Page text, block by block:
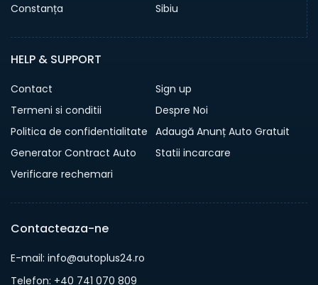
Constanța
Sibiu
HELP & SUPPORT
Contact
Sign up
Termeni si conditii
Despre Noi
Politica de confidentialitate Adaugă Anunț Auto Gratuit
Generator Contract Auto
Statii incarcare
Verificare rechemari
Contacteaza-ne
E-mail: info@autoplus24.ro
Telefon: +40 741 070 809